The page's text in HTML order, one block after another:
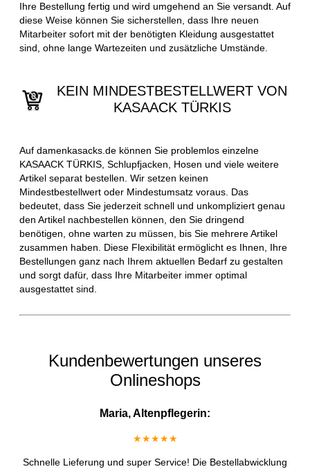
Ihre Bestellung fertig und wird umgehend an Sie versandt. Auf
diese Weise können Sie sicherstellen, dass Ihre neuen
Mitarbeiter sofort mit der benötigten Kleidung ausgestattet
sind, ohne lange Wartezeiten und zusätzliche Umstände.
KEIN MINDESTBESTELLWERT VON
KASAACK TÜRKIS
Auf damenkasacks.de können Sie problemlos einzelne
KASAACK TÜRKIS, Schlupfjacken, Hosen und viele weitere
Artikel separat bestellen. Wir setzen keinen
Mindestbestellwert oder Mindestumsatz voraus. Das
bedeutet, dass Sie jederzeit schnell und unkompliziert genau
den Artikel nachbestellen können, den Sie dringend
benötigen, ohne warten zu müssen, bis Sie mehrere Artikel
zusammen haben. Diese Flexibilität ermöglicht es Ihnen, Ihre
Bestellungen ganz nach Ihrem aktuellen Bedarf zu gestalten
und sorgt dafür, dass Ihre Mitarbeiter immer optimal
ausgestattet sind.
Kundenbewertungen unseres
Onlineshops
Maria, Altenpflegerin:
★★★★★
Schnelle Lieferung und super Service! Die Bestellabwicklung